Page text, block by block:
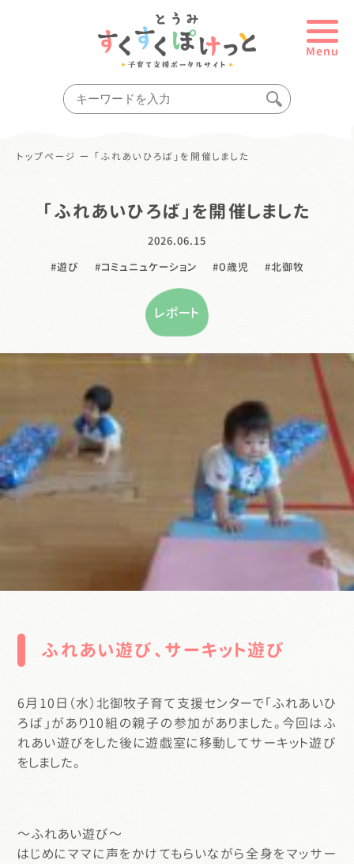
Menu
トップページ ー 「ふれあいひろば」を開催しました
「ふれあいひろば」を開催しました
2026.06.15
遊び
コミュニュケーション ０歳児 北御牧
レポート
ふれあい遊び、サーキット遊び
6月10日（水）北御牧子育て支援センターで「ふれあいひ
ろば」があり10組の親子の参加がありました。今回はふ
れあい遊びをした後に遊戯室に移動してサーキット遊び
をしました。
～ふれあい遊び～
はじめにママに声をかけてもらいながら全身をマッサー